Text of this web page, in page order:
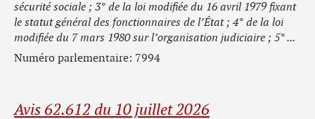
sécurité sociale ; 3° de la loi modifiée du 16 avril 1979 fixant
le statut général des fonctionnaires de l’État ; 4° de la loi
modifiée du 7 mars 1980 sur l’organisation judiciaire ; 5° ...
Numéro parlementaire: 7994
Avis 62.612 du 10 juillet 2026